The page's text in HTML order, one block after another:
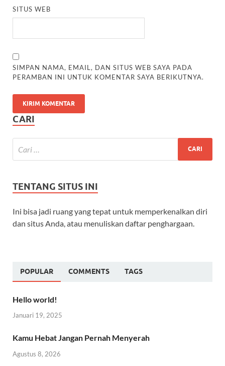
SITUS WEB
SIMPAN NAMA, EMAIL, DAN SITUS WEB SAYA PADA
PERAMBAN INI UNTUK KOMENTAR SAYA BERIKUTNYA.
CARI
TENTANG SITUS INI
Ini bisa jadi ruang yang tepat untuk memperkenalkan diri
dan situs Anda, atau menuliskan daftar penghargaan.
POPULAR COMMENTS TAGS
Hello world!
Januari 19, 2025
Kamu Hebat Jangan Pernah Menyerah
Agustus 8, 2026